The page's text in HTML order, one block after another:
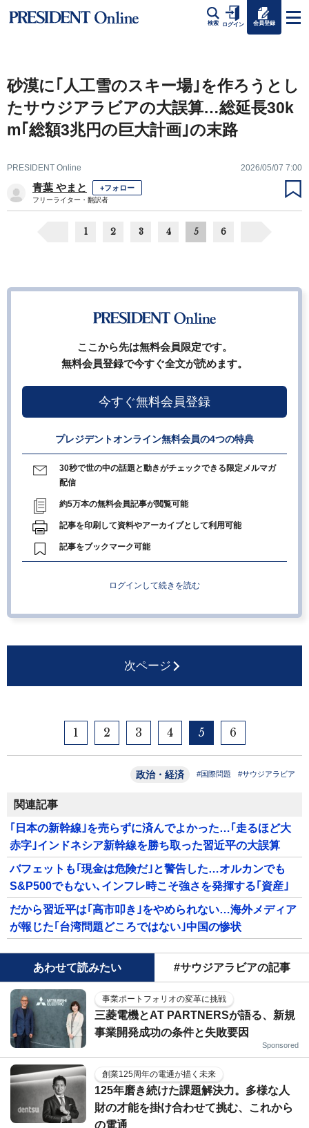
検索 ログイン 会員登録
砂漠に｢人工雪のスキー場｣を作ろうとし
たサウジアラビアの大誤算…総延長30k
m｢総額3兆円の巨大計画｣の末路
PRESIDENT Online 2026/05/07 7:00
青葉 やまと +フォロー
フリーライター・翻訳者
1 2 3 4 5 6
ここから先は無料会員限定です。
無料会員登録で今すぐ全文が読めます。
今すぐ無料会員登録
プレジデントオンライン無料会員の4つの特典
30秒で世の中の話題と動きがチェックできる限定メルマガ
配信
約5万本の無料会員記事が閲覧可能
記事を印刷して資料やアーカイブとして利用可能
記事をブックマーク可能
ログインして続きを読む
次ページ
1 2 3 4 5 6
政治・経済 #国際問題 #サウジアラビア
関連記事
｢日本の新幹線｣を売らずに済んでよかった…｢走るほど大
赤字｣インドネシア新幹線を勝ち取った習近平の大誤算
バフェットも｢現金は危険だ｣と警告した…オルカンでも
S&P500でもない､インフレ時こそ強さを発揮する｢資産｣
だから習近平は｢高市叩き｣をやめられない…海外メディア
が報じた｢台湾問題どころではない｣中国の惨状
あわせて読みたい #サウジアラビアの記事
事業ポートフォリオの変革に挑戦
三菱電機とAT PARTNERSが語る、新規
事業開発成功の条件と失敗要因
Sponsored
創業125周年の電通が描く未来
125年磨き続けた課題解決力。多様な人
財の才能を掛け合わせて挑む、これから
の電通